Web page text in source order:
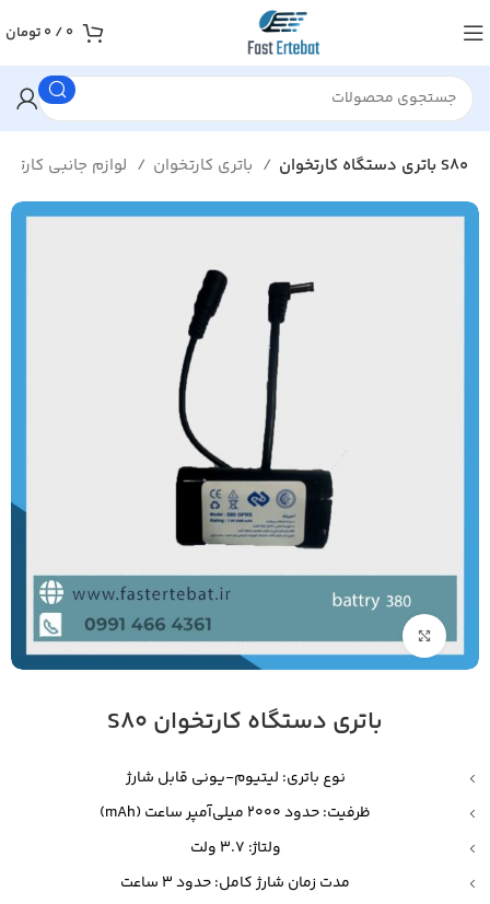
0
/
0 تومان
باتری دستگاه کارتخوان S80
باتری دستگاه کارتخوان S80
نوع باتری: لیتیوم-یونی قابل شارژ
ظرفیت: حدود 2000 میلی‌آمپر ساعت (mAh)
ولتاژ: 3.7 ولت
مدت زمان شارژ کامل: حدود 3 ساعت